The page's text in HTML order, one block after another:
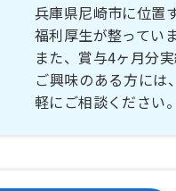
兵庫県尼崎市に位置
福利厚生が整ってい
また、賞与4ヶ月分
ご興味のある方に
軽にご相談ください。